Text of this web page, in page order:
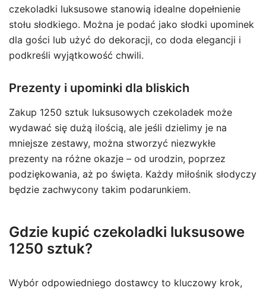
czekoladki luksusowe stanowią idealne dopełnienie
stołu słodkiego. Można je podać jako słodki upominek
dla gości lub użyć do dekoracji, co doda elegancji i
podkreśli wyjątkowość chwili.
Prezenty i upominki dla bliskich
Zakup 1250 sztuk luksusowych czekoladek może
wydawać się dużą ilością, ale jeśli dzielimy je na
mniejsze zestawy, można stworzyć niezwykłe
prezenty na różne okazje – od urodzin, poprzez
podziękowania, aż po święta. Każdy miłośnik słodyczy
będzie zachwycony takim podarunkiem.
Gdzie kupić czekoladki luksusowe
1250 sztuk?
Wybór odpowiedniego dostawcy to kluczowy krok,